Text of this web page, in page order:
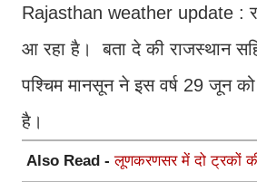
Rajasthan weather update :
आ रहा है। बता दे की राजस्थान
पश्चिम मानसून ने इस वर्ष 29 जून
है।
Also Read -लूणकरणसर में दो ट्रकों